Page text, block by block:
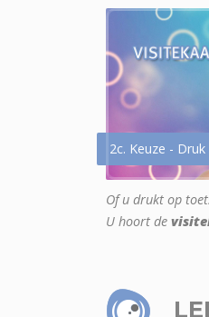
2c. Keuze -
Of u drukt op
U hoort de